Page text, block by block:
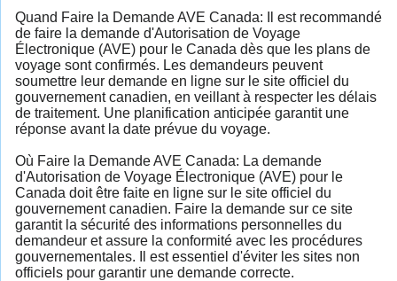
Quand Faire la Demande AVE Canada: Il est recommandé
de faire la demande d'Autorisation de Voyage
Électronique (AVE) pour le Canada dès que les plans de
voyage sont confirmés. Les demandeurs peuvent
soumettre leur demande en ligne sur le site officiel du
gouvernement canadien, en veillant à respecter les délais
de traitement. Une planification anticipée garantit une
réponse avant la date prévue du voyage.
Où Faire la Demande AVE Canada: La demande
d'Autorisation de Voyage Électronique (AVE) pour le
Canada doit être faite en ligne sur le site officiel du
gouvernement canadien. Faire la demande sur ce site
garantit la sécurité des informations personnelles du
demandeur et assure la conformité avec les procédures
gouvernementales. Il est essentiel d'éviter les sites non
officiels pour garantir une demande correcte.